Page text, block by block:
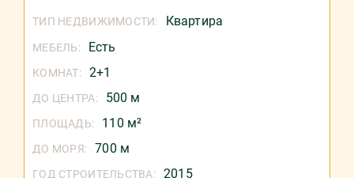
ТИП НЕДВИЖИМОСТИ: Квартира
МЕБЕЛЬ: Есть
КОМНАТ: 2+1
ДО ЦЕНТРА: 500 м
ПЛОЩАДЬ: 110 м²
ДО МОРЯ: 700 м
ГОД СТРОИТЕЛЬСТВА: 2015